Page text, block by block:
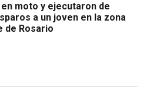
en moto y ejecutaron de
a un joven en la zona
de Rosario